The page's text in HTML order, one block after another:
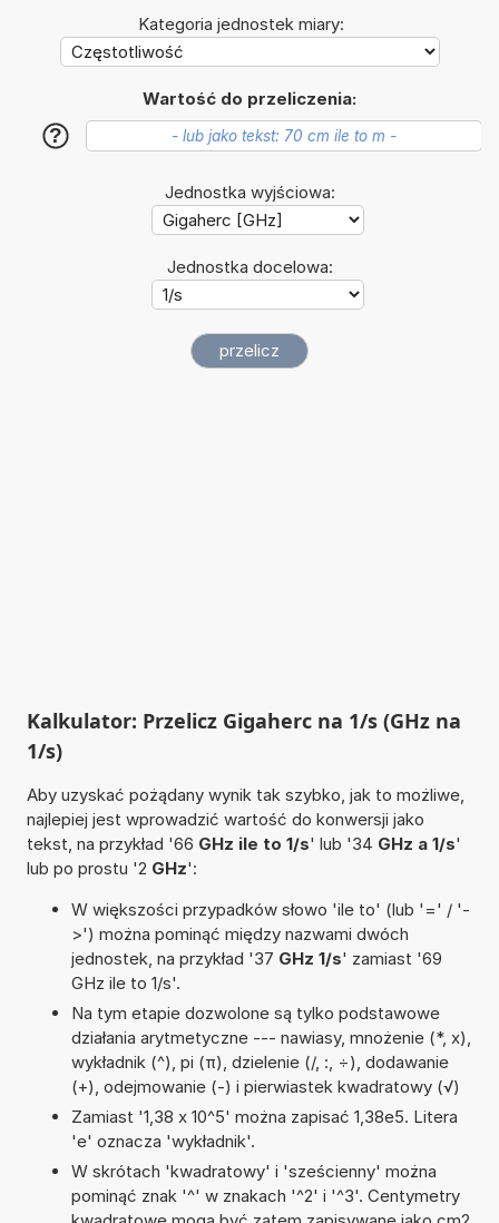
Kategoria jednostek miary:
Wartość do przeliczenia:
?
Jednostka wyjściowa:
Jednostka docelowa:
Kalkulator: Przelicz Gigaherc na 1/s (GHz na
1/s)
Aby uzyskać pożądany wynik tak szybko, jak to możliwe,
najlepiej jest wprowadzić wartość do konwersji jako
tekst, na przykład '66 GHz ile to 1/s' lub '34 GHz a 1/s'
lub po prostu '2 GHz':
W większości przypadków słowo 'ile to' (lub '=' / '-
>') można pominąć między nazwami dwóch
jednostek, na przykład '37 GHz 1/s' zamiast '69
GHz ile to 1/s'.
Na tym etapie dozwolone są tylko podstawowe
działania arytmetyczne --- nawiasy, mnożenie (*, x),
wykładnik (^), pi (π), dzielenie (/, :, ÷), dodawanie
(+), odejmowanie (-) i pierwiastek kwadratowy (√)
Zamiast '1,38 x 10^5' można zapisać 1,38e5. Litera
'e' oznacza 'wykładnik'.
W skrótach 'kwadratowy' i 'sześcienny' można
pominąć znak '^' w znakach '^2' i '^3'. Centymetry